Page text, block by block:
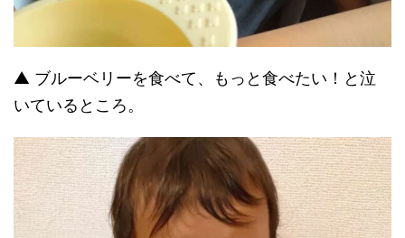
▲ ブルーベリーを食べて、もっと食べたい！と泣
いているところ。